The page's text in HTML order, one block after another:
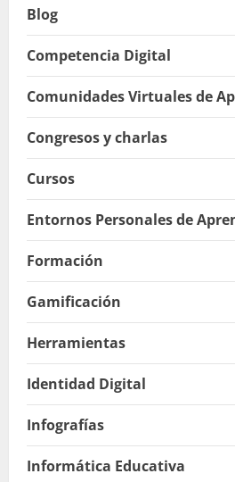
Blog
Competencia Digital
Comunidades Virtuales de
Congresos y charlas
Cursos
Entornos Personales de
Formación
Gamificación
Herramientas
Identidad Digital
Infografías
Informática Educativa